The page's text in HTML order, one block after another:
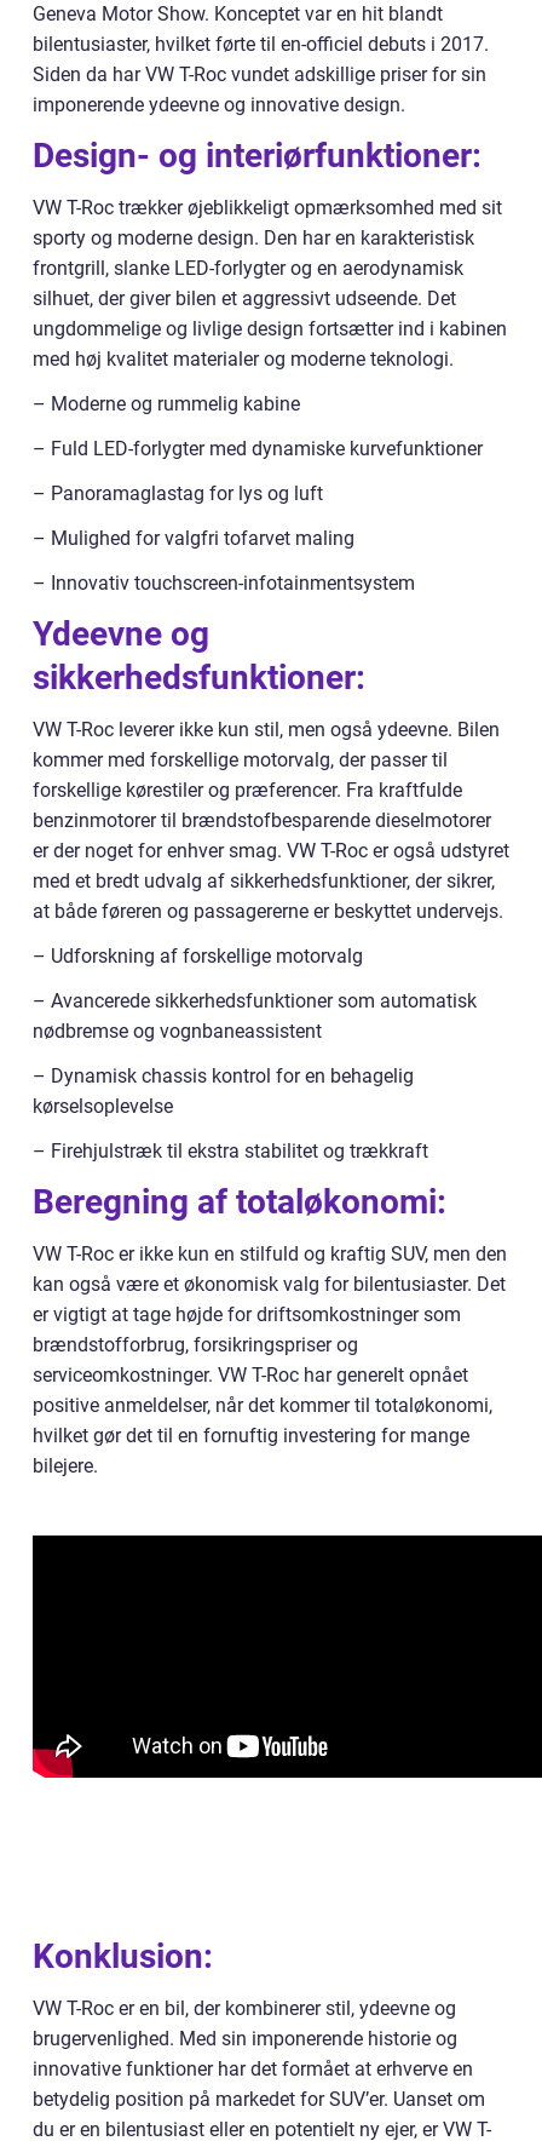
Geneva Motor Show. Konceptet var en hit blandt
bilentusiaster, hvilket førte til en-officiel debuts i 2017.
Siden da har VW T-Roc vundet adskillige priser for sin
imponerende ydeevne og innovative design.
Design- og interiørfunktioner:
VW T-Roc trækker øjeblikkeligt opmærksomhed med sit
sporty og moderne design. Den har en karakteristisk
frontgrill, slanke LED-forlygter og en aerodynamisk
silhuet, der giver bilen et aggressivt udseende. Det
ungdommelige og livlige design fortsætter ind i kabinen
med høj kvalitet materialer og moderne teknologi.
– Moderne og rummelig kabine
– Fuld LED-forlygter med dynamiske kurvefunktioner
– Panoramaglastag for lys og luft
– Mulighed for valgfri tofarvet maling
– Innovativ touchscreen-infotainmentsystem
Ydeevne og
sikkerhedsfunktioner:
VW T-Roc leverer ikke kun stil, men også ydeevne. Bilen
kommer med forskellige motorvalg, der passer til
forskellige kørestiler og præferencer. Fra kraftfulde
benzinmotorer til brændstofbesparende dieselmotorer
er der noget for enhver smag. VW T-Roc er også udstyret
med et bredt udvalg af sikkerhedsfunktioner, der sikrer,
at både føreren og passagererne er beskyttet undervejs.
– Udforskning af forskellige motorvalg
– Avancerede sikkerhedsfunktioner som automatisk
nødbremse og vognbaneassistent
– Dynamisk chassis kontrol for en behagelig
kørselsoplevelse
– Firehjulstræk til ekstra stabilitet og trækkraft
Beregning af totaløkonomi:
VW T-Roc er ikke kun en stilfuld og kraftig SUV, men den
kan også være et økonomisk valg for bilentusiaster. Det
er vigtigt at tage højde for driftsomkostninger som
brændstofforbrug, forsikringspriser og
serviceomkostninger. VW T-Roc har generelt opnået
positive anmeldelser, når det kommer til totaløkonomi,
hvilket gør det til en fornuftig investering for mange
bilejere.
Konklusion:
VW T-Roc er en bil, der kombinerer stil, ydeevne og
brugervenlighed. Med sin imponerende historie og
innovative funktioner har det formået at erhverve en
betydelig position på markedet for SUV’er. Uanset om
du er en bilentusiast eller en potentielt ny ejer, er VW T-